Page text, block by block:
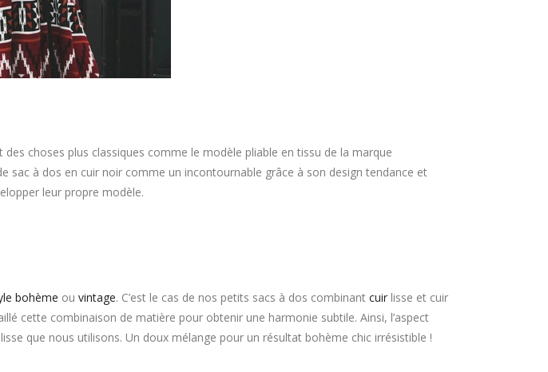
choses plus classiques comme le modèle pliable en tissu de la marque
sac à dos en cuir noir comme un incontournable grâce à son design tendance et
leur propre modèle.
bohème ou vintage. C’est le cas de nos petits sacs à dos combinant cuir lisse et cuir
cette combinaison de matière pour obtenir une harmonie subtile. Ainsi, l’aspect
que nous utilisons. Un doux mélange pour un résultat bohème chic irrésistible !